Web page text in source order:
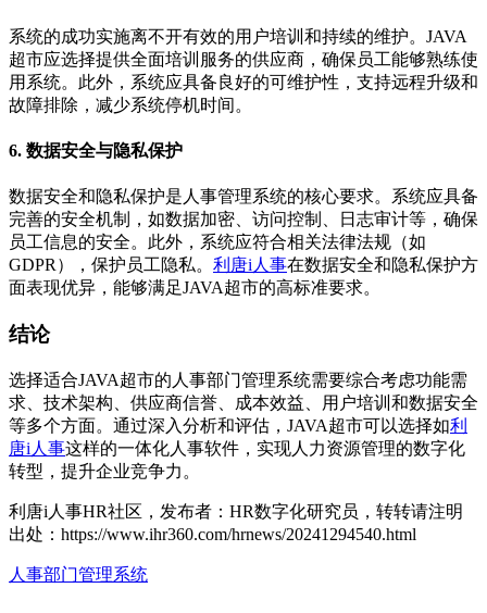
系统的成功实施离不开有效的用户培训和持续的维护。JAVA
超市应选择提供全面培训服务的供应商，确保员工能够熟练使
用系统。此外，系统应具备良好的可维护性，支持远程升级和
故障排除，减少系统停机时间。
6. 数据安全与隐私保护
数据安全和隐私保护是人事管理系统的核心要求。系统应具备
完善的安全机制，如数据加密、访问控制、日志审计等，确保
员工信息的安全。此外，系统应符合相关法律法规（如
GDPR），保护员工隐私。 利唐i人事在数据安全和隐私保护方
面表现优异，能够满足JAVA超市的高标准要求。
结论
选择适合JAVA超市的人事部门管理系统需要综合考虑功能需
求、技术架构、供应商信誉、成本效益、用户培训和数据安全
等多个方面。通过深入分析和评估，JAVA超市可以选择如利
唐i人事这样的一体化人事软件，实现人力资源管理的数字化
转型，提升企业竞争力。
利唐i人事HR社区，发布者：HR数字化研究员，转转请注明
出处： https://www.ihr360.com/hrnews/20241294540.html
人事部门管理系统